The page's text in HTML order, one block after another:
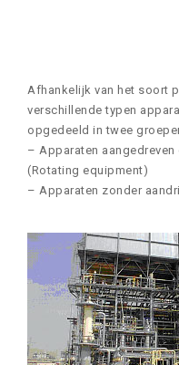
Afhankelijk van het soort
verschillende typen
opgedeeld in twee
– Apparaten
(Rotating equipment)
– Apparaten zonder